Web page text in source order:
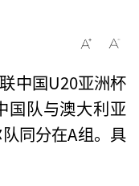
中国U20亚洲杯
国队与澳大利亚
同分在A组。具